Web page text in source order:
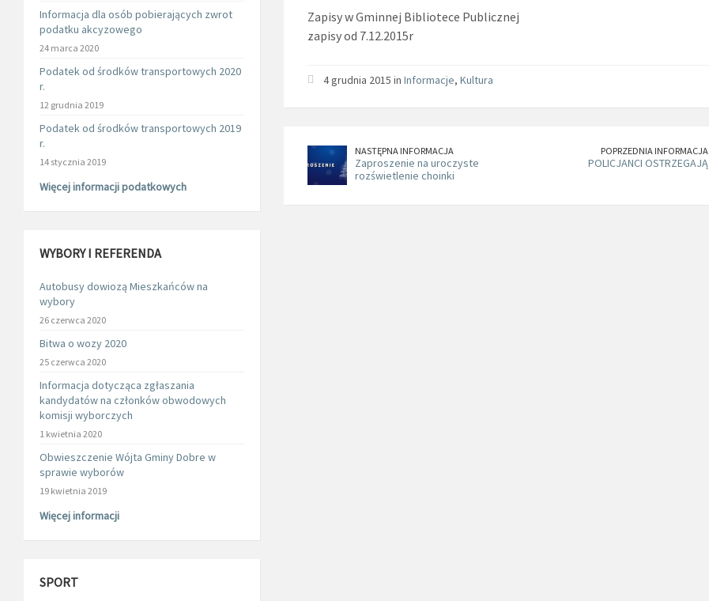
Zapisy w Gminnej Bibliotece Publicznej
zapisy od 7.12.2015r
4 grudnia 2015 in Informacje, Kultura
NASTĘPNA INFORMACJA
Zaproszenie na uroczyste
rozświetlenie choinki
POPRZEDNIA INFORMACJA
POLICJANCI OSTRZEGAJĄ
Informacja dla osób pobierających zwrot
podatku akcyzowego
24 marca 2020
Podatek od środków transportowych 2020
r.
12 grudnia 2019
Podatek od środków transportowych 2019
r.
14 stycznia 2019
Więcej informacji podatkowych
WYBORY I REFERENDA
Autobusy dowiozą Mieszkańców na
wybory
26 czerwca 2020
Bitwa o wozy 2020
25 czerwca 2020
Informacja dotycząca zgłaszania
kandydatów na członków obwodowych
komisji wyborczych
1 kwietnia 2020
Obwieszczenie Wójta Gminy Dobre w
sprawie wyborów
19 kwietnia 2019
Więcej informacji
SPORT